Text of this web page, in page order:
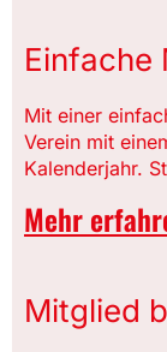
Einfache
Mit einer
Verein mit
Kalenderjahr.
Mehr
Mitglied